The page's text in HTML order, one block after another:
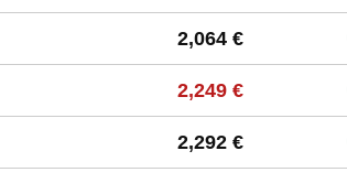
2,064 €
2,249 €
2,292 €